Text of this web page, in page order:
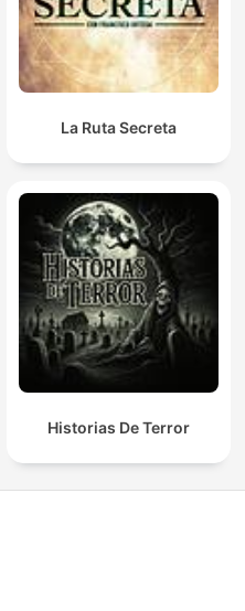
La Ruta Secreta
Historias De Terror